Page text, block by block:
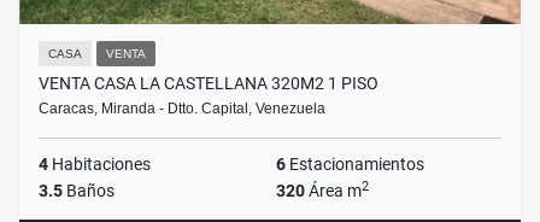
CASA VENTA
VENTA CASA LA CASTELLANA 320M2 1 PISO
Caracas, Miranda - Dtto. Capital, Venezuela
4 Habitaciones 6 Estacionamientos
3.5 Baños 320Área m2